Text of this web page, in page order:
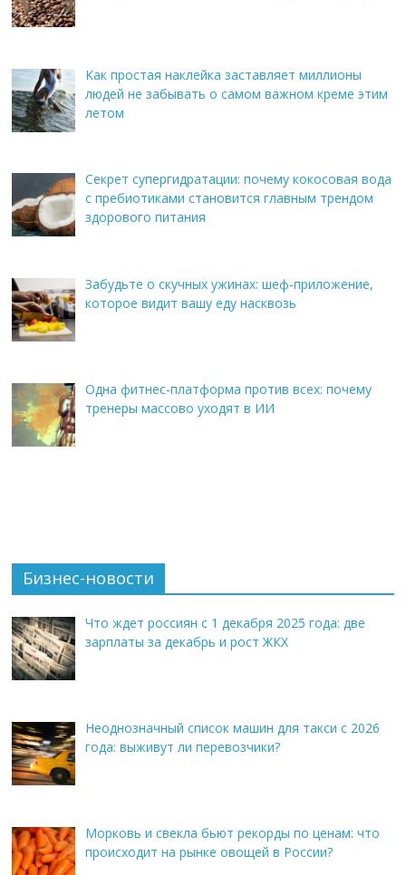
Как простая наклейка заставляет миллионы
людей не забывать о самом важном креме этим
летом
Секрет супергидратации: почему кокосовая вода
с пребиотиками становится главным трендом
здорового питания
Забудьте о скучных ужинах: шеф-приложение,
которое видит вашу еду насквозь
Одна фитнес-платформа против всех: почему
тренеры массово уходят в ИИ
Бизнес-новости
Что ждет россиян с 1 декабря 2025 года: две
зарплаты за декабрь и рост ЖКХ
Неоднозначный список машин для такси с 2026
года: выживут ли перевозчики?
Морковь и свекла бьют рекорды по ценам: что
происходит на рынке овощей в России?